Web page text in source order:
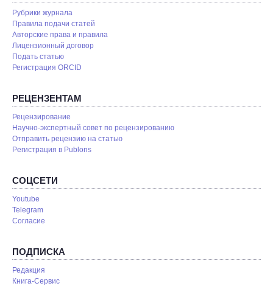
Рубрики журнала
Правила подачи статей
Авторские права и правила
Лицензионный договор
Подать статью
Регистрация ORCID
РЕЦЕНЗЕНТАМ
Рецензирование
Научно-экспертный совет по рецензированию
Отправить рецензию на статью
Pегистрация в Publons
СОЦСЕТИ
Youtube
Telegram
Согласие
ПОДПИСКА
Редакция
Книга-Сервис